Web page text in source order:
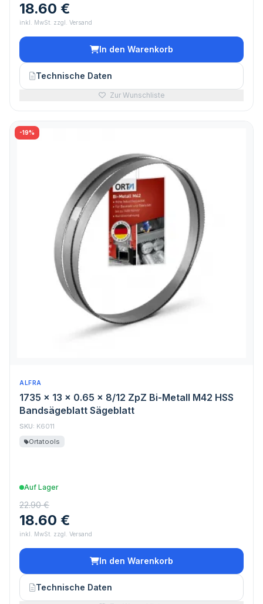
18.60 €
inkl. MwSt. zzgl. Versand
In den Warenkorb
Technische Daten
Zur Wunschliste
-19%
ALFRA
1735 x 13 x 0.65 x 8/12 ZpZ Bi-Metall M42 HSS
Bandsägeblatt Sägeblatt
SKU: K6011
Ortatools
Auf Lager
22.90 €
18.60 €
inkl. MwSt. zzgl. Versand
In den Warenkorb
Technische Daten